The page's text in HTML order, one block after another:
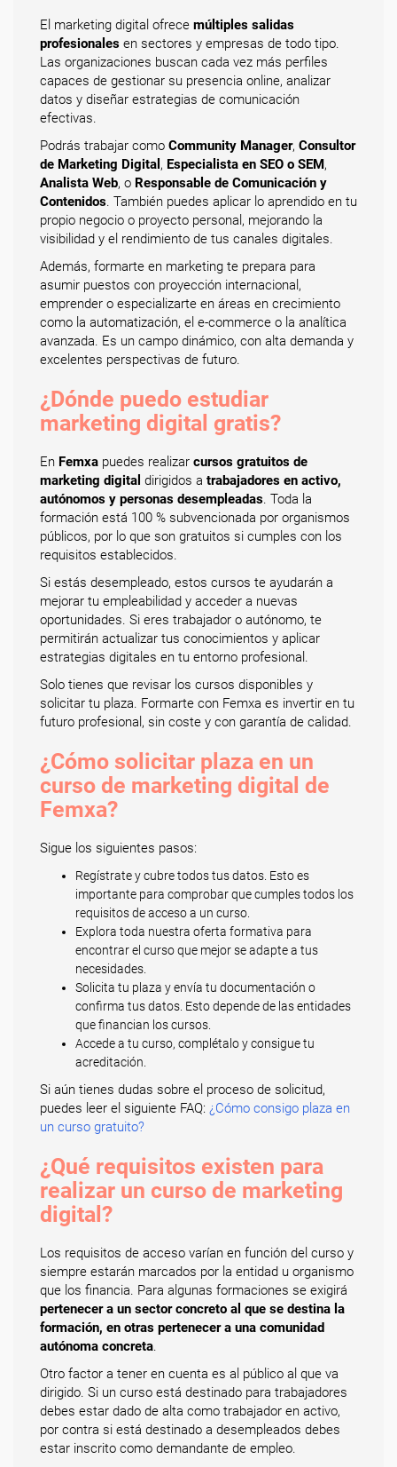
El marketing digital ofrece múltiples salidas
profesionales en sectores y empresas de todo tipo.
Las organizaciones buscan cada vez más perfiles
capaces de gestionar su presencia online, analizar
datos y diseñar estrategias de comunicación
efectivas.
Podrás trabajar como Community Manager, Consultor
de Marketing Digital , Especialista en SEO o SEM,
Analista Web, o Responsable de Comunicación y
Contenidos. También puedes aplicar lo aprendido en tu
propio negocio o proyecto personal, mejorando la
visibilidad y el rendimiento de tus canales digitales.
Además, formarte en marketing te prepara para
asumir puestos con proyección internacional,
emprender o especializarte en áreas en crecimiento
como la automatización, el e-commerce o la analítica
avanzada. Es un campo dinámico, con alta demanda y
excelentes perspectivas de futuro.
¿Dónde puedo estudiar
marketing digital gratis?
En Femxa puedes realizar cursos gratuitos de
marketing digital dirigidos a trabajadores en activo,
autónomos y personas desempleadas. Toda la
formación está 100 % subvencionada por organismos
públicos, por lo que son gratuitos si cumples con los
requisitos establecidos.
Si estás desempleado, estos cursos te ayudarán a
mejorar tu empleabilidad y acceder a nuevas
oportunidades. Si eres trabajador o autónomo, te
permitirán actualizar tus conocimientos y aplicar
estrategias digitales en tu entorno profesional.
Solo tienes que revisar los cursos disponibles y
solicitar tu plaza. Formarte con Femxa es invertir en tu
futuro profesional, sin coste y con garantía de calidad.
¿Cómo solicitar plaza en un
curso de marketing digital de
Femxa?
Sigue los siguientes pasos:
Regístrate y cubre todos tus datos. Esto es
importante para comprobar que cumples todos los
requisitos de acceso a un curso.
Explora toda nuestra oferta formativa para
encontrar el curso que mejor se adapte a tus
necesidades.
Solicita tu plaza y envía tu documentación o
confirma tus datos. Esto depende de las entidades
que financian los cursos.
Accede a tu curso, complétalo y consigue tu
acreditación.
Si aún tienes dudas sobre el proceso de solicitud,
puedes leer el siguiente FAQ: ¿Cómo consigo plaza en
un curso gratuito?
¿Qué requisitos existen para
realizar un curso de marketing
digital?
Los requisitos de acceso varían en función del curso y
siempre estarán marcados por la entidad u organismo
que los financia. Para algunas formaciones se exigirá
pertenecer a un sector concreto al que se destina la
formación, en otras pertenecer a una comunidad
autónoma concreta.
Otro factor a tener en cuenta es al público al que va
dirigido. Si un curso está destinado para trabajadores
debes estar dado de alta como trabajador en activo,
por contra si está destinado a desempleados debes
estar inscrito como demandante de empleo.